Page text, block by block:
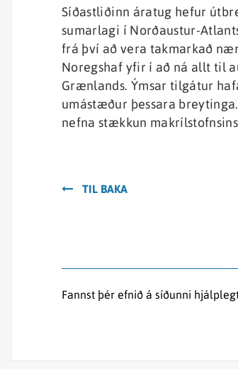
Síðastliðinn áratug hefur
sumarlagi í Norðaustur-
frá því að vera takmarkað
Noregshaf yfir í að ná allt til
Grænlands. Ýmsar tilgátur
umástæður þessara
nefna stækkun
TIL BAKA
Fannst þér efnið á síðunni